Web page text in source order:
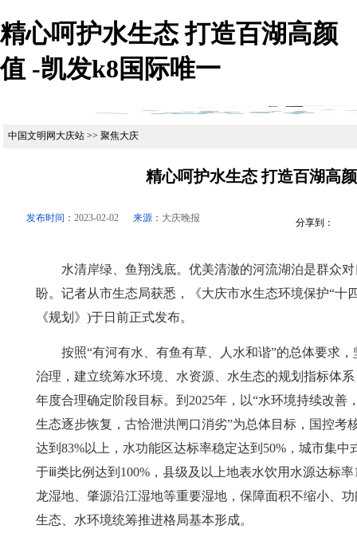
精心呵护水生态 打造百湖高颜
值 -凯发k8国际唯一
中国文明网大庆站 >> 聚焦大庆
精心呵护水生态 打造百湖高
发布时间： 2023-02-02 来源： 大庆晚报 分享到：
水清岸绿、鱼翔浅底。优美清澈的河流湖泊是群众对
盼。记者从市生态局获悉，《大庆市水生态环境保护“十
《规划》)于日前正式发布。
按照“有河有水、有鱼有草、人水和谐”的总体要求，
治理，建立统筹水环境、水资源、水生态的规划指标体
年度合理确定阶段目标。到2025年，以“水环境持续改善
生态逐步恢复，古恰泄洪闸口消劣”为总体目标，国控考
达到83%以上，水功能区达标率稳定达到50%，城市集中
于ⅲ类比例达到100%，县级及以上地表水饮用水源达标
龙湿地、肇源沿江湿地等重要湿地，保障面积不缩小、
生态、水环境统筹推进格局基本形成。